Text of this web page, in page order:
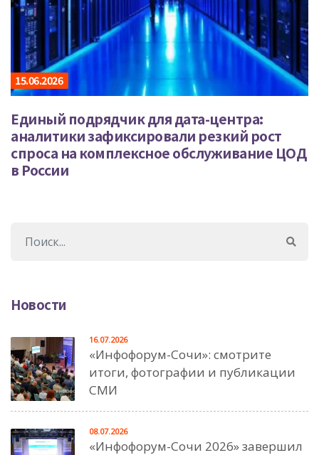
15.06.2026
Единый подрядчик для дата-центра:
аналитики зафиксировали резкий рост
спроса на комплексное обслуживание ЦОД
в России
Новости
«Инфофорум-Сочи»: смотрите
итоги, фотографии и публикации
СМИ
16.07.2026
«Инфофорум-Сочи 2026» завершил
08.07.2026